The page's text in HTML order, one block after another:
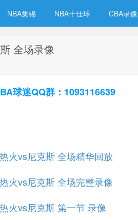
NBA集锦 NBA十佳球 CBA录像
全场录像
球迷QQ群：1093116639
火vs尼克斯 全场精华回放
火vs尼克斯 全场完整录像
火vs尼克斯 第一节 录像